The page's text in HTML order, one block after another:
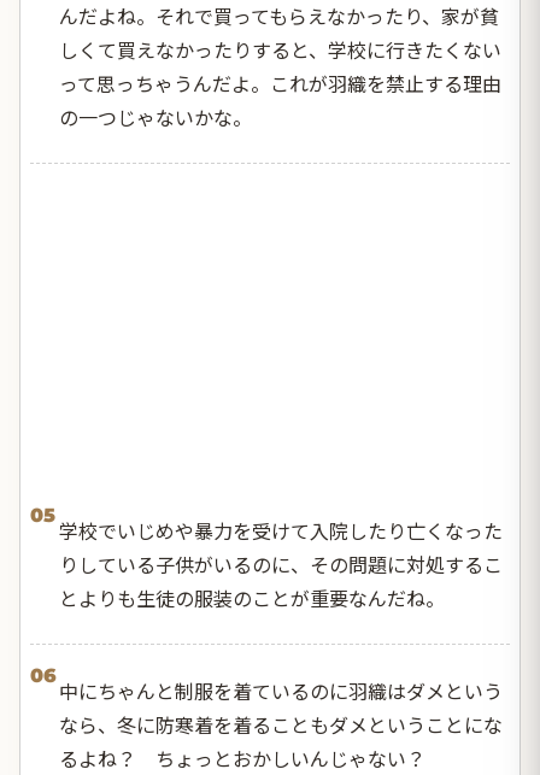
んだよね。それで買ってもらえなかったり、家が貧
しくて買えなかったりすると、学校に行きたくない
って思っちゃうんだよ。これが羽織を禁止する理由
の一つじゃないかな。
05
学校でいじめや暴力を受けて入院したり亡くなった
りしている子供がいるのに、その問題に対処するこ
とよりも生徒の服装のことが重要なんだね。
06
中にちゃんと制服を着ているのに羽織はダメという
なら、冬に防寒着を着ることもダメということにな
るよね？ ちょっとおかしいんじゃない？